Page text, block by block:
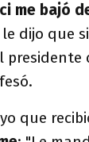
me bajó
dijo que
presidente
que